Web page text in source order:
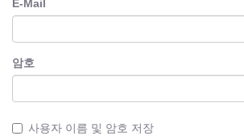
E-Mail
암호
사용자 이름 및 암호 저장